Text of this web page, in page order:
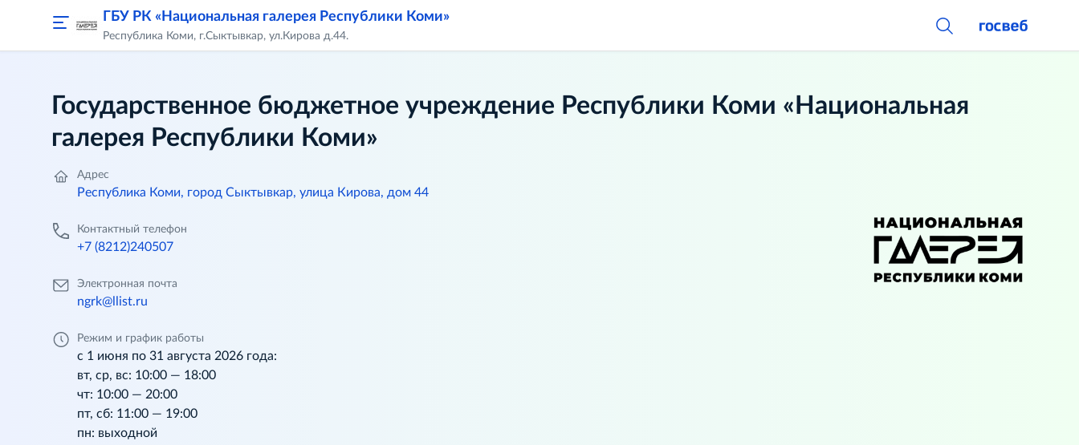
ГБУ РК «Национальная галерея Республики Коми»
Республика Коми, г.Сыктывкар, ул.Кирова д.44.
Государственное бюджетное учреждение Республики Коми «Национальная
галерея Республики Коми»
Адрес
Республика Коми, город Сыктывкар, улица Кирова, дом 44
Контактный телефон
+7 (8212)240507
Электронная почта
ngrk@llist.ru
Режим и график работы
с 1 июня по 31 августа 2026 года:
вт, ср, вс: 10:00 — 18:00
чт: 10:00 — 20:00
пт, сб: 11:00 — 19:00
пн: выходной